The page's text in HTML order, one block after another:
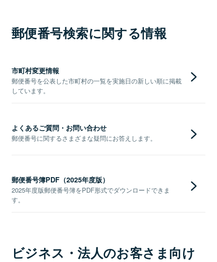
郵便番号検索に関する情報
市町村変更情報
郵便番号を公表した市町村の一覧を実施日の新しい順に掲載
しています。
よくあるご質問・お問い合わせ
郵便番号に関するさまざまな疑問にお答えします。
郵便番号簿PDF（2025年度版）
2025年度版郵便番号簿をPDF形式でダウンロードできま
す。
ビジネス・法人のお客さま向け